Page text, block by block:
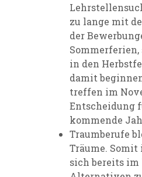
zu lange mit
der
Sommerferien,
in den
damit
treffen im
Entscheidung
kommende
Traumberufe
Träume. Somit
sich bereits im